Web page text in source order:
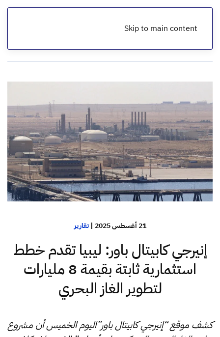
Skip to main content
الرئيسية
21 أغسطس 2025 |تقارير
إنيرجي كابيتال باور: ليبيا تقدم خطط
استثمارية ثابتة بقيمة 8 مليارات
لتطوير الغاز البحري
كشف موقع “إنيرجي كابيتال باور”اليوم الخميس أن مشروع